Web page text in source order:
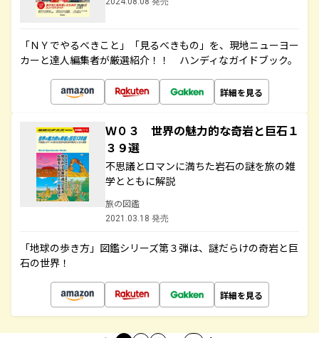
「ＮＹでやるべきこと」「見るべきもの」を、現地ニューヨー
カーと達人編集者が厳選紹介！！ ハンディなガイドブック。
詳細を見る
Ｗ０３ 世界の魅力的な奇岩と巨石１
３９選
不思議とロマンに満ちた岩石の謎を旅の雑
学とともに解説
旅の図鑑
2021.03.18 発売
「地球の歩き方」図鑑シリーズ第３弾は、謎だらけの奇岩と巨
石の世界！
詳細を見る